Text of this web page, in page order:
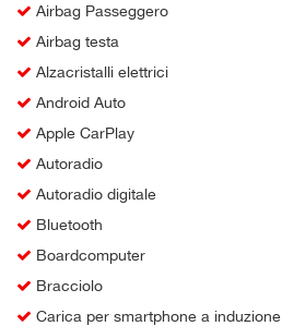
Airbag Passeggero
Airbag testa
Alzacristalli elettrici
Android Auto
Apple CarPlay
Autoradio
Autoradio digitale
Bluetooth
Boardcomputer
Bracciolo
Carica per smartphone a induzione